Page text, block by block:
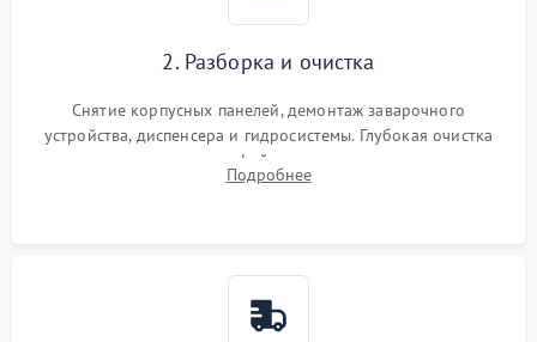
2. Разборка и очистка
Снятие корпусных панелей, демонтаж заварочного
устройства, диспенсера и гидросистемы. Глубокая очистка
внутренних узлов от кофейных масел, жмыха и накипи.
Промывка дренажных каналов и фильтров с использованием
Подробнее